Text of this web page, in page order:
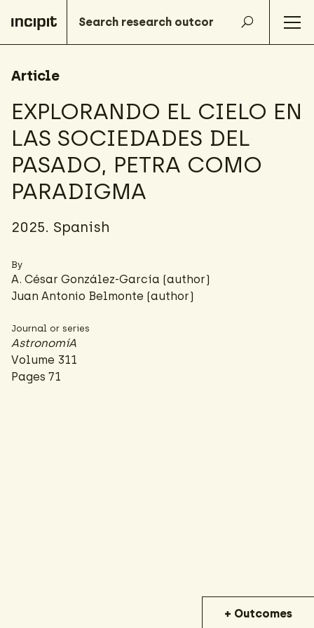
Article
EXPLORANDO EL CIELO EN
LAS SOCIEDADES DEL
PASADO, PETRA COMO
PARADIGMA
2025. Spanish
By
A. César González-García (author)
Juan Antonio Belmonte (author)
Journal or series
AstronomíA
Volume 311
Pages 71
+ Outcomes